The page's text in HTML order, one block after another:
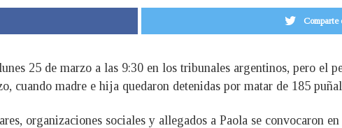
25 de marzo a las 9:30 en los tribunales argentinos, pero el
cuando madre e hija quedaron detenidas por matar de 185
organizaciones sociales y allegados a Paola se convocaron